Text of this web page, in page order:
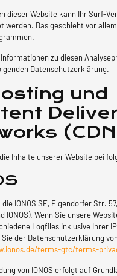
dieser Website kann Ihr Surf-
werden. Das geschieht vor
zu diesen
Datenschutzerklärung.
und
Inhalte unserer Website bei
IONOS SE, Elgendorfer Str.
IONOS). Wenn Sie unsere
Logfiles inklusive Ihrer
der Datenschutzerklärung von
terms-gtc/terms-
von IONOS erfolgt auf